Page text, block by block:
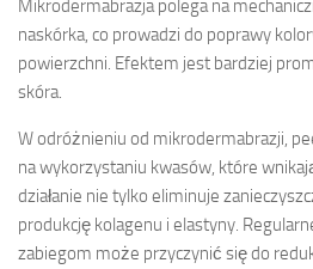
Mikrodermabrazja polega na
naskórka, co prowadzi do poprawy
powierzchni. Efektem jest bardziej
skóra.
W odróżnieniu od mikrodermabrazji,
na wykorzystaniu kwasów, które
działanie nie tylko eliminuje
produkcję kolagenu i elastyny.
zabiegom może przyczynić się do